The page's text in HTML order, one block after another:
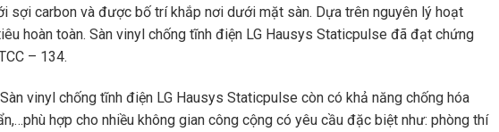
sợi carbon và được bố trí khắp nơi dưới mặt sàn. Dựa trên nguyên lý hoạt
hoàn toàn. Sàn vinyl chống tĩnh điện LG Hausys Staticpulse đã đạt chứng
– 134.
vinyl chống tĩnh điện LG Hausys Staticpulse còn có khả năng chống hóa
hợp cho nhiều không gian công cộng có yêu cầu đặc biệt như: phòng thí